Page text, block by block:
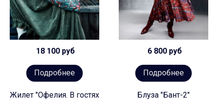
18 100 руб
Подробнее
Жилет "Офелия. В гостях
6 800 руб
Подробнее
Блуза "Бант-2"